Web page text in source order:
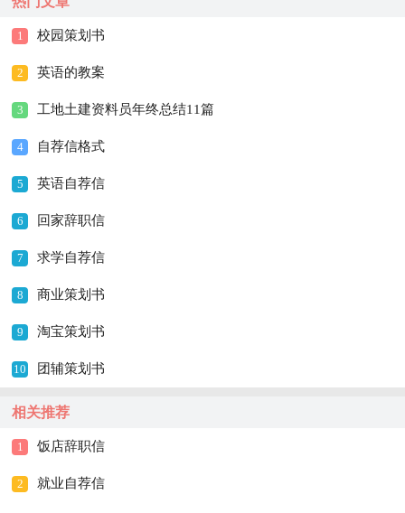
1 校园策划书
2 英语的教案
3 工地土建资料员年终总结11篇
4 自荐信格式
5 英语自荐信
6 回家辞职信
7 求学自荐信
8 商业策划书
9 淘宝策划书
10 团辅策划书
相关推荐
1 饭店辞职信
2 就业自荐信